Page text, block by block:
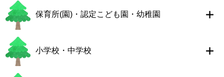
保育所(園)・認定こども園・幼稚園
小学校・中学校